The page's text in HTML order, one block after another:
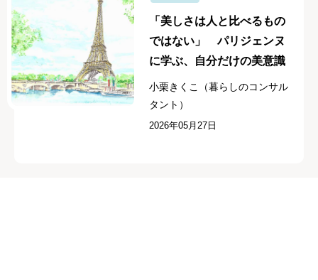
「美しさは人と比べるもの
ではない」 パリジェンヌ
に学ぶ、自分だけの美意識
小栗きくこ（暮らしのコンサル
タント）
2026年05月27日